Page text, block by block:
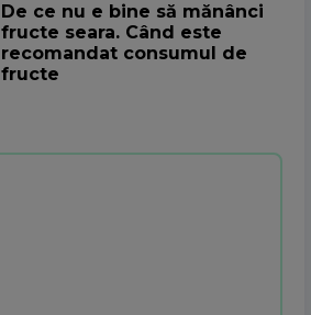
De ce nu e bine să mănânci
fructe seara. Când este
recomandat consumul de
fructe